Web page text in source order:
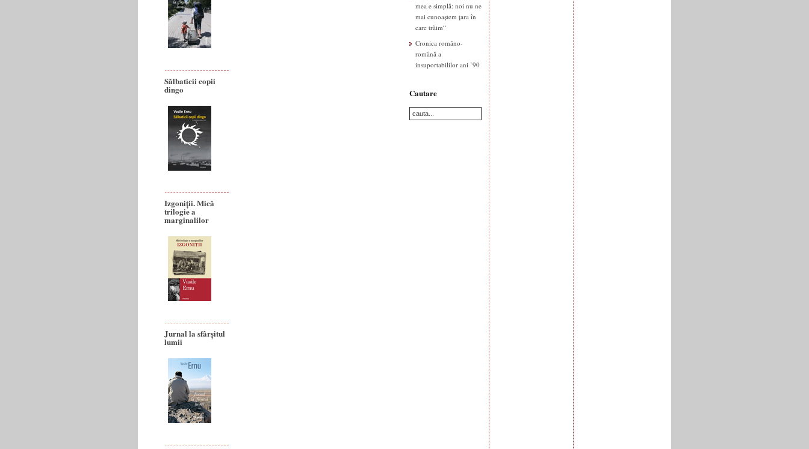
Sălbaticii copii
dingo
Izgoniții. Mică
trilogie a
marginalilor
Jurnal la sfârșitul
lumii
mea e simplă: noi nu ne
mai cunoaștem țara în
care trăim“
Cronica româno-
română a
insuportabililor ani ’90
Cautare